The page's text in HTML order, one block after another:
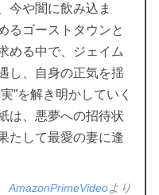
今や闇に飲み込ま
るゴーストタウンと
める中で、ジェイム
し、自身の正気を揺
”を解き明かしていく
は、悪夢への招待状
たして最愛の妻に逢
AmazonPrimeVideoより